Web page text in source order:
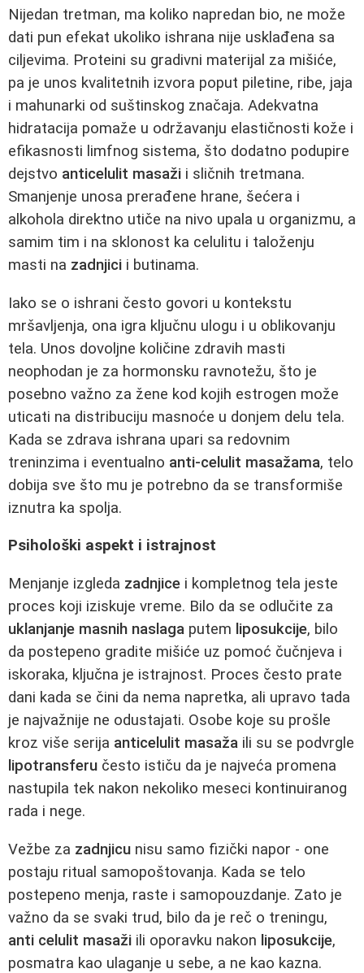
Nijedan tretman, ma koliko napredan bio, ne može
dati pun efekat ukoliko ishrana nije usklađena sa
ciljevima. Proteini su gradivni materijal za mišiće,
pa je unos kvalitetnih izvora poput piletine, ribe, jaja
i mahunarki od suštinskog značaja. Adekvatna
hidratacija pomaže u održavanju elastičnosti kože i
efikasnosti limfnog sistema, što dodatno podupire
dejstvo anticelulit masaži i sličnih tretmana.
Smanjenje unosa prerađene hrane, šećera i
alkohola direktno utiče na nivo upala u organizmu, a
samim tim i na sklonost ka celulitu i taloženju
masti na zadnjici i butinama.
Iako se o ishrani često govori u kontekstu
mršavljenja, ona igra ključnu ulogu i u oblikovanju
tela. Unos dovoljne količine zdravih masti
neophodan je za hormonsku ravnotežu, što je
posebno važno za žene kod kojih estrogen može
uticati na distribuciju masnoće u donjem delu tela.
Kada se zdrava ishrana upari sa redovnim
treninzima i eventualno anti-celulit masažama, telo
dobija sve što mu je potrebno da se transformiše
iznutra ka spolja.
Psihološki aspekt i istrajnost
Menjanje izgleda zadnjice i kompletnog tela jeste
proces koji iziskuje vreme. Bilo da se odlučite za
uklanjanje masnih naslaga putem liposukcije, bilo
da postepeno gradite mišiće uz pomoć čučnjeva i
iskoraka, ključna je istrajnost. Proces često prate
dani kada se čini da nema napretka, ali upravo tada
je najvažnije ne odustajati. Osobe koje su prošle
kroz više serija anticelulit masaža ili su se podvrgle
lipotransferu često ističu da je najveća promena
nastupila tek nakon nekoliko meseci kontinuiranog
rada i nege.
Vežbe za zadnjicu nisu samo fizički napor - one
postaju ritual samopoštovanja. Kada se telo
postepeno menja, raste i samopouzdanje. Zato je
važno da se svaki trud, bilo da je reč o treningu,
anti celulit masaži ili oporavku nakon liposukcije,
posmatra kao ulaganje u sebe, a ne kao kazna.